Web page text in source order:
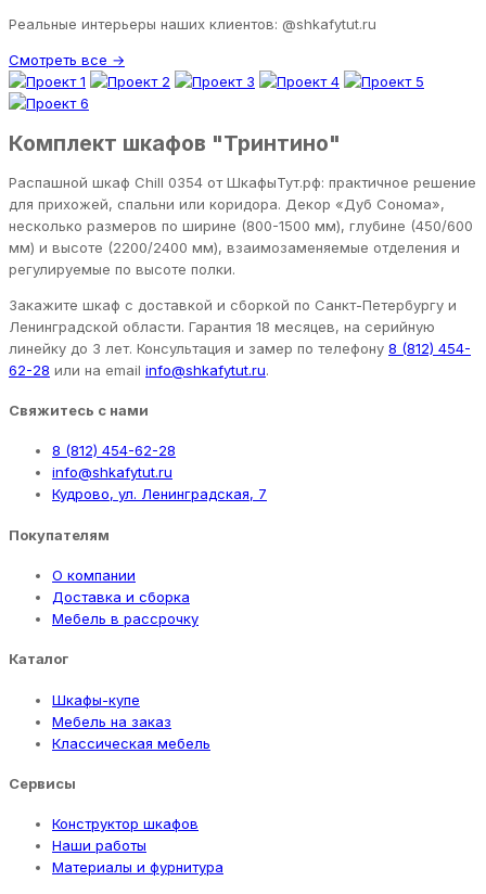
Реальные интерьеры наших клиентов: @shkafytut.ru
Смотреть все →
Комплект шкафов "Тринтино"
Распашной шкаф Chill 0354 от ШкафыТут.рф: практичное решение
для прихожей, спальни или коридора. Декор «Дуб Сонома»,
несколько размеров по ширине (800-1500 мм), глубине (450/600
мм) и высоте (2200/2400 мм), взаимозаменяемые отделения и
регулируемые по высоте полки.
Закажите шкаф с доставкой и сборкой по Санкт-Петербургу и
Ленинградской области. Гарантия 18 месяцев, на серийную
линейку до 3 лет. Консультация и замер по телефону 8 (812) 454-
62-28 или на email info@shkafytut.ru.
Свяжитесь с нами
8 (812) 454-62-28
info@shkafytut.ru
Кудрово, ул. Ленинградская, 7
Покупателям
О компании
Доставка и сборка
Мебель в рассрочку
Каталог
Шкафы-купе
Мебель на заказ
Классическая мебель
Сервисы
Конструктор шкафов
Наши работы
Материалы и фурнитура